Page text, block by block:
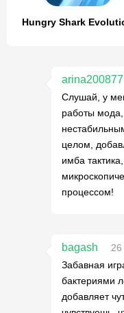
Hungry Shark
arina200877
Слушай, у
работы мода,
целом,
имба
процессом!
bagash
Забавная
бактериями
добавляет